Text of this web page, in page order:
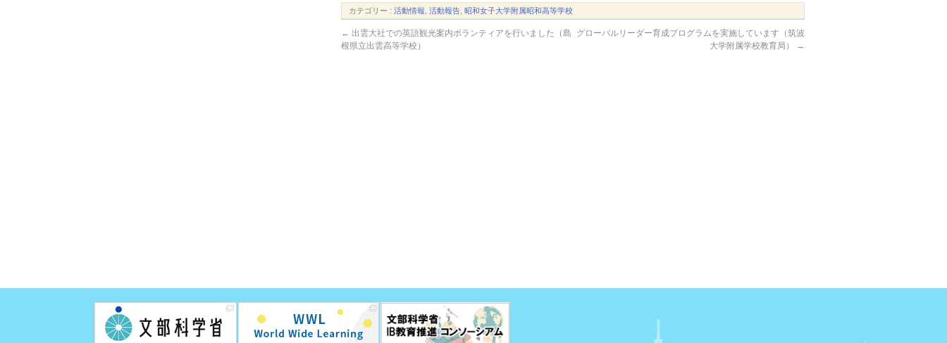
カテゴリー : 活動情報 活動報告, 昭和女子大学附属昭和高等学校
← 出雲大社での英語観光案内ボランティアを行いました（島
根県立出雲高等学校）
グローバルリーダー育成プログラムを実施しています（筑波
大学附属学校教育局）
→